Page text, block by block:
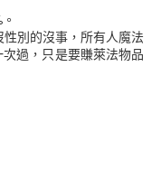
別的沒事，所有人魔法
過，只是要賺萊法物品